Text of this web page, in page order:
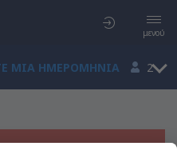
μενού
ΜΙΑ ΗΜΕΡΟΜΗΝΊΑ 2